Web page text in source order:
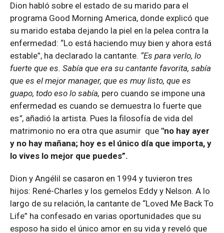
Dion habló sobre el estado de su marido para el
programa Good Morning America, donde explicó que
su marido estaba dejando la piel en la pelea contra la
enfermedad: “Lo está haciendo muy bien y ahora está
estable”, ha declarado la cantante. “Es para verlo, lo
fuerte que es. Sabía que era su cantante favorita, sabía
que es el mejor manager, que es muy listo, que es
guapo, todo eso lo sabía, pero cuando se impone una
enfermedad es cuando se demuestra lo fuerte que
es”, añadió la artista. Pues la filosofía de vida del
matrimonio no era otra que asumir que "no hay ayer
y no hay mañana; hoy es el único día que importa, y
lo vives lo mejor que puedes”.
Dion y Angélil se casaron en 1994 y tuvieron tres
hijos: René-Charles y los gemelos Eddy y Nelson. A lo
largo de su relación, la cantante de “Loved Me Back To
Life” ha confesado en varias oportunidades que su
esposo ha sido el único amor en su vida y reveló que